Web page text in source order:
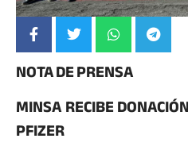
NOTA DE PRENSA
MINSA RECIBE
PFIZER